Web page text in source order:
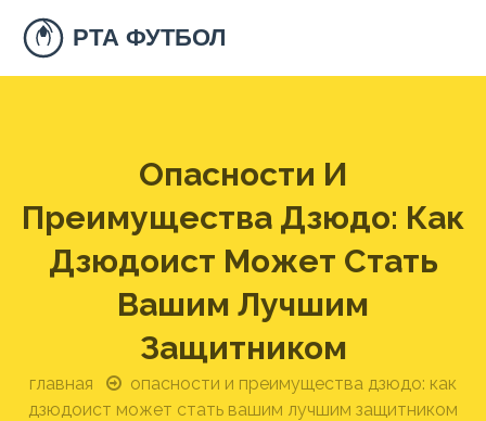
Опасности И
Преимущества Дзюдо: Как
Дзюдоист Может Стать
Вашим Лучшим
Защитником
главная
опасности и преимущества дзюдо: как
дзюдоист может стать вашим лучшим защитником